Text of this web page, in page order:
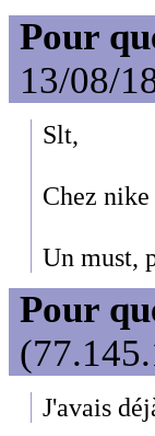
Pour
13/08/
Slt,
Chez
Un must,
Pour
J'avais